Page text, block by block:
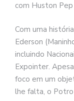
com Huston
Com uma
Ederson
incluindo
Expointer.
foco em um
lhe falta, o